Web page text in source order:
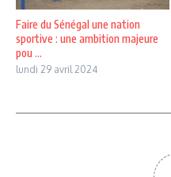
Faire du Sénégal une nation
sportive : une ambition majeure
pou ...
lundi 29 avril 2024